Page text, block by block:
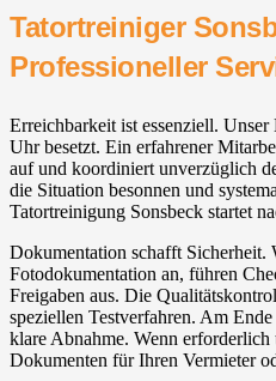
Tatortreiniger
Professioneller
Erreichbarkeit ist essenziell.
Uhr besetzt. Ein erfahrener
auf und koordiniert unverzüglich
die Situation besonnen und
Tatortreinigung Sonsbeck startet
Dokumentation schafft Sicherheit.
Fotodokumentation an, führen
Freigaben aus. Die
speziellen Testverfahren. Am
klare Abnahme. Wenn
Dokumenten für Ihren Vermieter